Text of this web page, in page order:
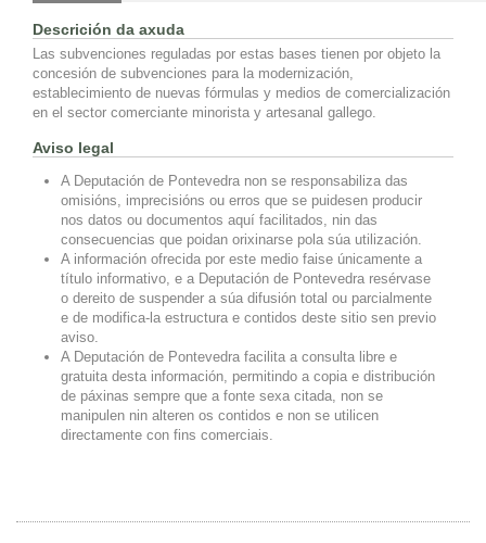
Descrición da axuda
Las subvenciones reguladas por estas bases tienen por objeto la
concesión de subvenciones para la modernización,
establecimiento de nuevas fórmulas y medios de comercialización
en el sector comerciante minorista y artesanal gallego.
Aviso legal
A Deputación de Pontevedra non se responsabiliza das
omisións, imprecisións ou erros que se puidesen producir
nos datos ou documentos aquí facilitados, nin das
consecuencias que poidan orixinarse pola súa utilización.
A información ofrecida por este medio faise únicamente a
título informativo, e a Deputación de Pontevedra resérvase
o dereito de suspender a súa difusión total ou parcialmente
e de modifica-la estructura e contidos deste sitio sen previo
aviso.
A Deputación de Pontevedra facilita a consulta libre e
gratuita desta información, permitindo a copia e distribución
de páxinas sempre que a fonte sexa citada, non se
manipulen nin alteren os contidos e non se utilicen
directamente con fins comerciais.